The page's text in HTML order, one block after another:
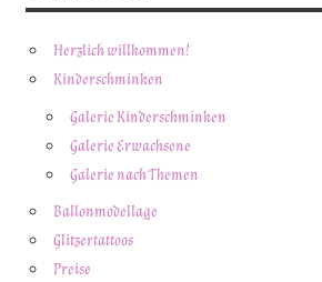
Herzlich willkommen!
Kinderschminken
Galerie Kinderschminken
Galerie Erwachsene
Galerie nach Themen
Ballonmodellage
Glitzertattoos
Preise